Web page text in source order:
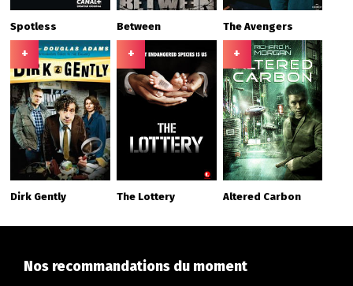
Spotless Between The Avengers
+
Dirk Gently
+
The Lottery
+
Altered Carbon
Nos recommandations du moment